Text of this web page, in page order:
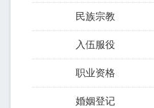
民族宗教
入伍服役
职业资格
婚姻登记